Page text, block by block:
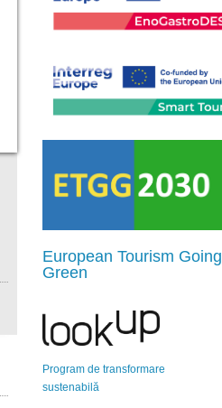
European Tourism Going
Green
Program de transformare
sustenabilă